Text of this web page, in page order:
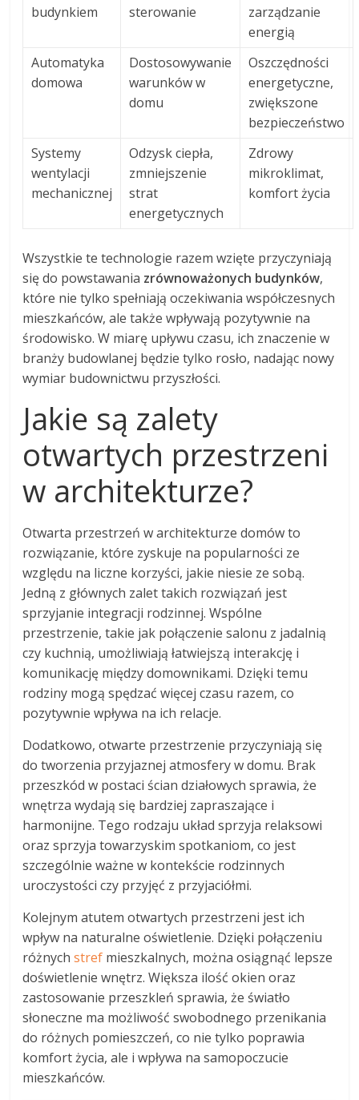
budynkiem
sterowanie
zarządzanie
energią
Automatyka
domowa
Dostosowywanie
warunków w
domu
Oszczędności
energetyczne,
zwiększone
bezpieczeństwo
Systemy
wentylacji
mechanicznej
Odzysk ciepła,
zmniejszenie
strat
energetycznych
Zdrowy
mikroklimat,
komfort życia
Wszystkie te technologie razem wzięte przyczyniają
się do powstawania zrównoważonych budynków,
które nie tylko spełniają oczekiwania współczesnych
mieszkańców, ale także wpływają pozytywnie na
środowisko. W miarę upływu czasu, ich znaczenie w
branży budowlanej będzie tylko rosło, nadając nowy
wymiar budownictwu przyszłości.
Jakie są zalety
otwartych przestrzeni
w architekturze?
Otwarta przestrzeń w architekturze domów to
rozwiązanie, które zyskuje na popularności ze
względu na liczne korzyści, jakie niesie ze sobą.
Jedną z głównych zalet takich rozwiązań jest
sprzyjanie integracji rodzinnej. Wspólne
przestrzenie, takie jak połączenie salonu z jadalnią
czy kuchnią, umożliwiają łatwiejszą interakcję i
komunikację między domownikami. Dzięki temu
rodziny mogą spędzać więcej czasu razem, co
pozytywnie wpływa na ich relacje.
Dodatkowo, otwarte przestrzenie przyczyniają się
do tworzenia przyjaznej atmosfery w domu. Brak
przeszkód w postaci ścian działowych sprawia, że
wnętrza wydają się bardziej zapraszające i
harmonijne. Tego rodzaju układ sprzyja relaksowi
oraz sprzyja towarzyskim spotkaniom, co jest
szczególnie ważne w kontekście rodzinnych
uroczystości czy przyjęć z przyjaciółmi.
Kolejnym atutem otwartych przestrzeni jest ich
wpływ na naturalne oświetlenie. Dzięki połączeniu
różnychstref mieszkalnych, można osiągnąć lepsze
doświetlenie wnętrz. Większa ilość okien oraz
zastosowanie przeszkleń sprawia, że światło
słoneczne ma możliwość swobodnego przenikania
do różnych pomieszczeń, co nie tylko poprawia
komfort życia, ale i wpływa na samopoczucie
mieszkańców.